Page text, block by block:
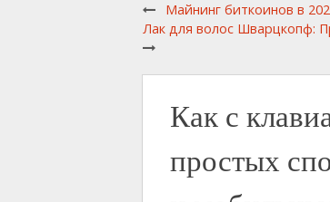
Майнинг биткоинов в
Лак для волос Шварцкопф:
Как с
простых